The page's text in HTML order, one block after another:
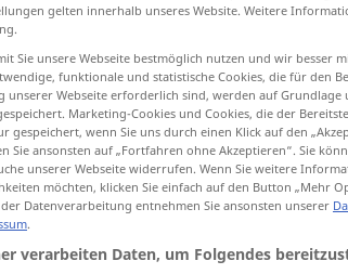
gelten innerhalb unseres Website. Weitere
Sie unsere Webseite bestmöglich nutzen und wir besser
funktionale und statistische Cookies, die für den
unserer Webseite erforderlich sind, werden auf Grundlage
Marketing-Cookies und Cookies, die der
gespeichert, wenn Sie uns durch einen Klick auf den
Sie ansonsten auf „Fortfahren ohne Akzeptieren“. Sie
unserer Webseite widerrufen. Wenn Sie weitere
möchten, klicken Sie einfach auf den Button „Mehr
Datenverarbeitung entnehmen Sie ansonsten unserer
.
verarbeiten Daten, um Folgendes